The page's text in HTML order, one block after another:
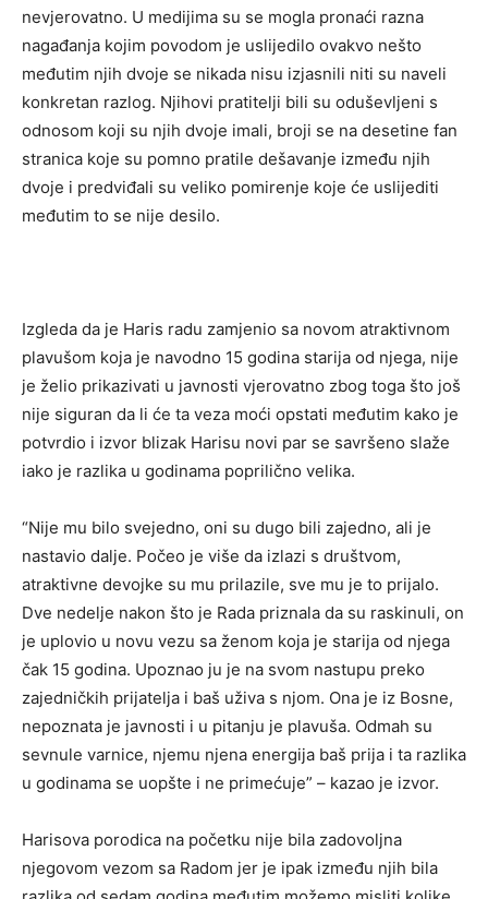
nevjerovatno. U medijima su se mogla pronaći razna
nagađanja kojim povodom je uslijedilo ovakvo nešto
međutim njih dvoje se nikada nisu izjasnili niti su naveli
konkretan razlog. Njihovi pratitelji bili su oduševljeni s
odnosom koji su njih dvoje imali, broji se na desetine fan
stranica koje su pomno pratile dešavanje između njih
dvoje i predviđali su veliko pomirenje koje će uslijediti
međutim to se nije desilo.
Izgleda da je Haris radu zamjenio sa novom atraktivnom
plavušom koja je navodno 15 godina starija od njega, nije
je želio prikazivati u javnosti vjerovatno zbog toga što još
nije siguran da li će ta veza moći opstati međutim kako je
potvrdio i izvor blizak Harisu novi par se savršeno slaže
iako je razlika u godinama poprilično velika.
“Nije mu bilo svejedno, oni su dugo bili zajedno, ali je
nastavio dalje. Počeo je više da izlazi s društvom,
atraktivne devojke su mu prilazile, sve mu je to prijalo.
Dve nedelje nakon što je Rada priznala da su raskinuli, on
je uplovio u novu vezu sa ženom koja je starija od njega
čak 15 godina. Upoznao ju je na svom nastupu preko
zajedničkih prijatelja i baš uživa s njom. Ona je iz Bosne,
nepoznata je javnosti i u pitanju je plavuša. Odmah su
sevnule varnice, njemu njena energija baš prija i ta razlika
u godinama se uopšte i ne primećuje” – kazao je izvor.
Harisova porodica na početku nije bila zadovoljna
njegovom vezom sa Radom jer je ipak između njih bila